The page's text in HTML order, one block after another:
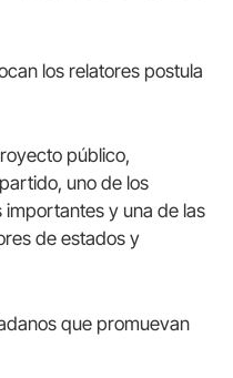
los relatores postula
público,
uno de los
y una de las
de estados y
que promuevan